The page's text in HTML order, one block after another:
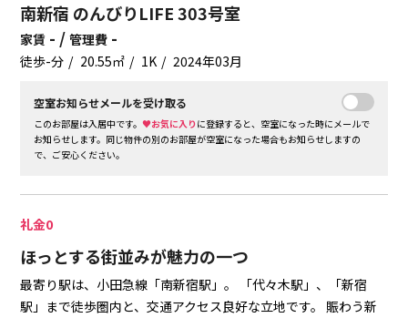
南新宿 のんびりLIFE 303号室
家賃 - /管理費 -
徒歩-分 20.55㎡ 1K 2024年03月
空室お知らせメールを受け取る
このお部屋は入居中です。♥お気に入り に登録すると、空室になった時にメールで
お知らせします。同じ物件の別のお部屋が空室になった場合もお知らせしますの
で、ご安心ください。
礼金0
ほっとする街並みが魅力の一つ
最寄り駅は、小田急線「南新宿駅」。
「代々木駅」、「新宿
駅」まで徒歩圏内と、交通アクセス良好な立地です。
賑わう新